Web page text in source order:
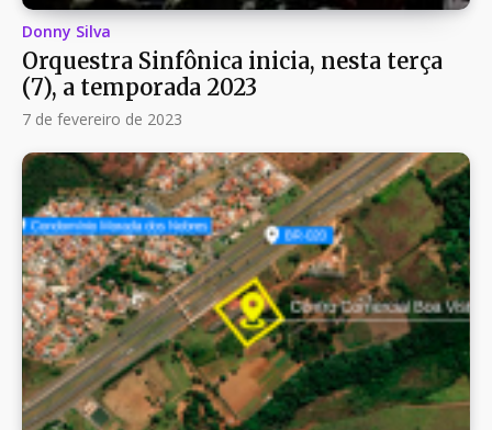
Donny Silva
Orquestra Sinfônica inicia, nesta terça
(7), a temporada 2023
7 de fevereiro de 2023